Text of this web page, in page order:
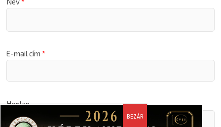
E-mail cím*
Honlap